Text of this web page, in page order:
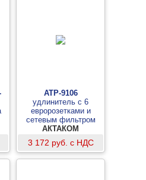
АТР-9106
удлинитель с 6
евророзетками и
сетевым фильтром
АКТАКОМ
3 172 руб. с НДС